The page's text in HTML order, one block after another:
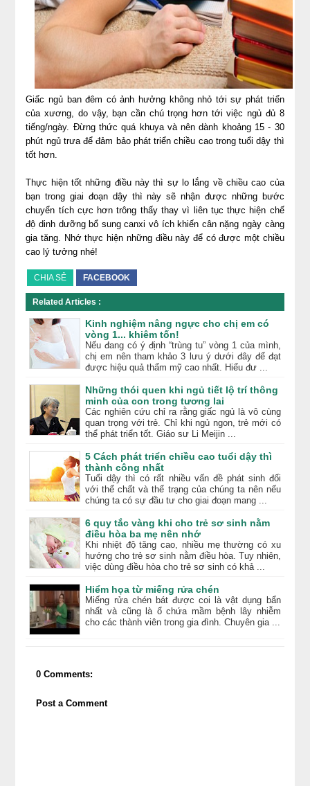
Giấc ngủ ban đêm có ảnh hưởng không nhỏ tới sự phát triển
của xương, do vậy, bạn cần chú trọng hơn tới việc ngủ đủ 8
tiếng/ngày. Đừng thức quá khuya và nên dành khoảng 15 - 30
phút ngủ trưa để đảm bảo phát triển chiều cao trong tuổi dậy thì
tốt hơn.
Thực hiện tốt những điều này thì sự lo lắng về chiều cao của
bạn trong giai đoạn dậy thì này sẽ nhận được những bước
chuyển tích cực hơn trông thấy thay vì liên tục thực hiện chế
độ dinh dưỡng bổ sung canxi vô ích khiến cân nặng ngày càng
gia tăng. Nhớ thực hiện những điều này để có được một chiều
cao lý tưởng nhé!
CHIA SẺ FACEBOOK
Related Articles :
Kinh nghiệm nâng ngực cho chị em có
vòng 1... khiêm tốn!
Nếu đang có ý định “trùng tu” vòng 1 của mình,
chị em nên tham khảo 3 lưu ý dưới đây để đạt
được hiệu quả thẩm mỹ cao nhất. Hiểu đư ...
Những thói quen khi ngủ tiết lộ trí thông
minh của con trong tương lai
Các nghiên cứu chỉ ra rằng giấc ngủ là vô cùng
quan trọng với trẻ. Chỉ khi ngủ ngon, trẻ mới có
thể phát triển tốt. Giáo sư Li Meijin ...
5 Cách phát triển chiều cao tuổi dậy thì
thành công nhất
Tuổi dậy thì có rất nhiều vấn đề phát sinh đối
với thể chất và thể trạng của chúng ta nên nếu
chúng ta có sự đầu tư cho giai đoạn mang ...
6 quy tắc vàng khi cho trẻ sơ sinh nằm
điều hòa ba mẹ nên nhớ
Khi nhiệt độ tăng cao, nhiều mẹ thường có xu
hướng cho trẻ sơ sinh nằm điều hòa. Tuy nhiên,
việc dùng điều hòa cho trẻ sơ sinh có khả ...
Hiểm họa từ miếng rửa chén
Miếng rửa chén bát được coi là vật dụng bẩn
nhất và cũng là ổ chứa mầm bệnh lây nhiễm
cho các thành viên trong gia đình. Chuyên gia ...
0 Comments:
Post a Comment